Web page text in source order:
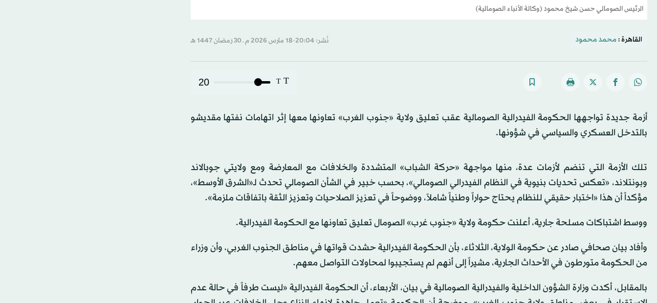
الرئيس الصومالي حسن شيخ محمود (وكالة الأنباء الصومالية)
القاهرة : محمد محمود نُشر: 20:04-18 مارس 2026 م ـ 30 رَمضان 1447 هـ
T
T
20
أزمة جديدة تواجهها الحكومة الفيدرالية الصومالية عقب تعليق ولاية «جنوب الغرب» تعاونها معها إثر اتهامات نفتها مقديشو
بالتدخل العسكري والسياسي في شؤونها.
تلك الأزمة التي تنضم لأزمات عدة، منها مواجهة «حركة الشباب» المتشددة والخلافات مع المعارضة ومع ولايتي جوبالاند
وبونتلاند، «تعكس تحديات بنيوية في النظام الفيدرالي الصومالي»، بحسب خبير في الشأن الصومالي تحدث لـ«الشرق الأوسط»،
مؤكداً أن هذا «اختبار حقيقي للنظام يحتاج حواراً وطنياً شاملاً، ووضوحاً في تعزيز الصلاحيات وتعزيز الثقة باتفاقات ملزمة».
ووسط اشتباكات مسلحة جارية، أعلنت حكومة ولاية «جنوب غرب» الصومال تعليق تعاونها مع الحكومة الفيدرالية.
وأفاد بيان صحافي صادر عن حكومة الولاية، الثلاثاء، بأن الحكومة الفيدرالية حشدت قواتها في مناطق الجنوب الغربي، وأن وزراء
من الحكومة متورطون في الأحداث الجارية، مشيراً إلى أنهم لم يستجيبوا لمحاولات التواصل معهم.
بالمقابل، أكدت وزارة الشؤون الداخلية والفيدرالية الصومالية في بيان، الأربعاء، أن الحكومة الفيدرالية «ليست طرفاً في حالة عدم